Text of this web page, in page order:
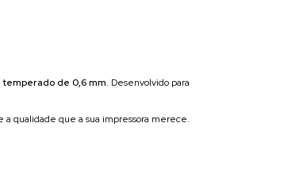
temperado de 0,6 mm. Desenvolvido para
qualidade que a sua impressora merece.